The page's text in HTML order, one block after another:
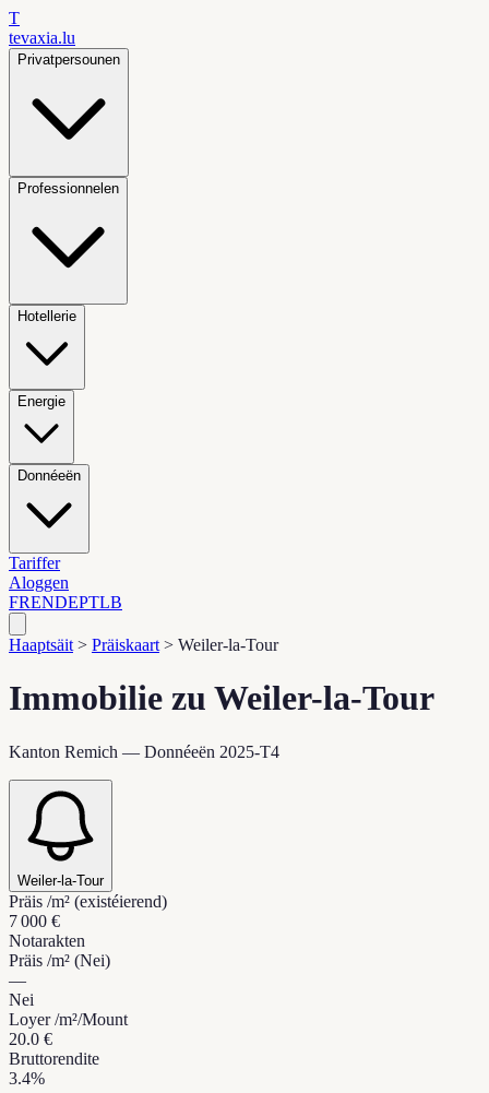
T
tevaxia.lu
Privatpersounen
Professionnelen
Hotellerie
Energie
Donnéeën
Tariffer
Aloggen
FRENDEPTLB
Haaptsäit > Präiskaart > Weiler-la-Tour
Immobilie zu Weiler-la-Tour
Kanton Remich — Donnéeën 2025-T4
Weiler-la-Tour
Präis /m² (existéierend)
7 000 €
Notarakten
Präis /m² (Nei)
—
Nei
Loyer /m²/Mount
20.0 €
Bruttorendite
3.4%